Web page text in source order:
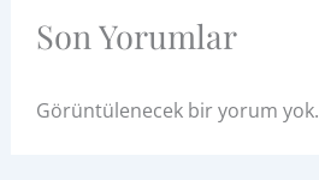
Son Yorumlar
Görüntülenecek bir yorum yok.